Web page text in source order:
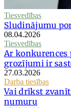
Tiesvedības
Sludinājumu
08.04.2026
Tiesvedības
Ar
grozījumi ir
27.03.2026
Darba tiesības
Vai drīkst
numuru